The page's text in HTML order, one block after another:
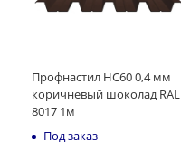
Профнастил НС60 0,4 мм
коричневый шоколад RAL
8017 1м
Под заказ